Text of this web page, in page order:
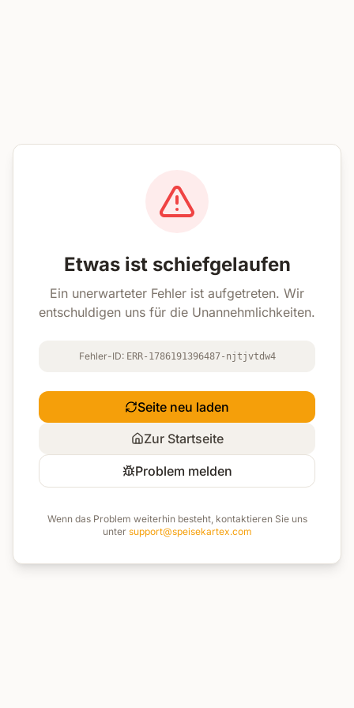
Etwas ist schiefgelaufen
Ein unerwarteter Fehler ist aufgetreten. Wir
entschuldigen uns für die Unannehmlichkeiten.
Fehler-ID: ERR-1786191396487-njtjvtdw4
Seite neu laden
Zur Startseite
Problem melden
Wenn das Problem weiterhin besteht, kontaktieren Sie uns
unter support@speisekartex.com